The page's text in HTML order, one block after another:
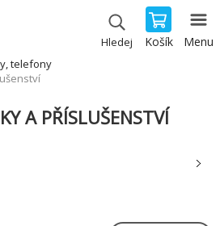
Hledej Košík Menu
telefony
A PŘÍSLUŠENSTVÍ